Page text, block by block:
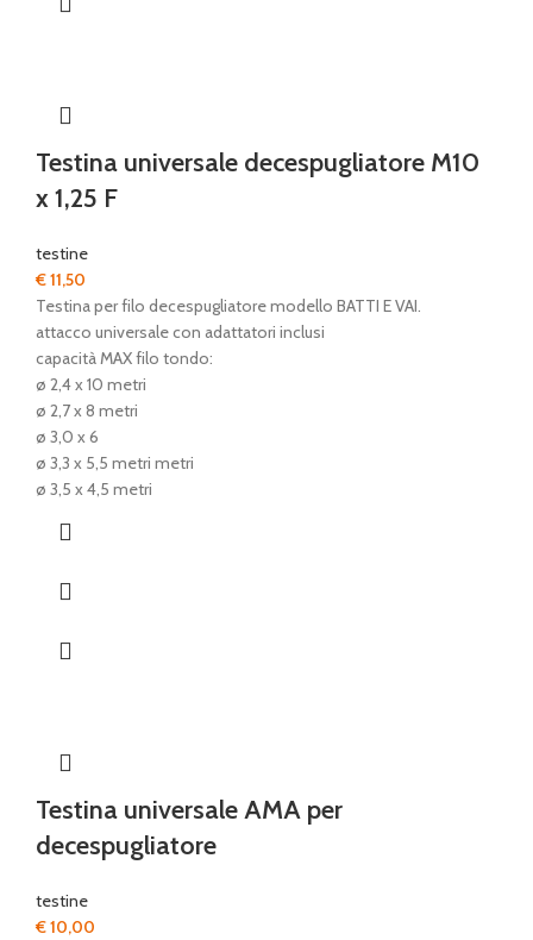
Testina universale decespugliatore M10
x 1,25 F
testine
€11,50
Testina per filo decespugliatore modello BATTI E VAI.
attacco universale con adattatori inclusi
capacità MAX filo tondo:
ø 2,4 x 10 metri
ø 2,7 x 8 metri
ø 3,0 x 6
ø 3,3 x 5,5 metri metri
ø 3,5 x 4,5 metri
Testina universale AMA per
decespugliatore
testine
€10,00